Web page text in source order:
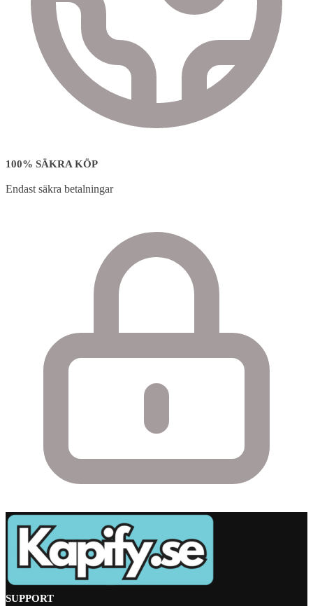
100% SÄKRA KÖP
Endast säkra betalningar
SUPPORT